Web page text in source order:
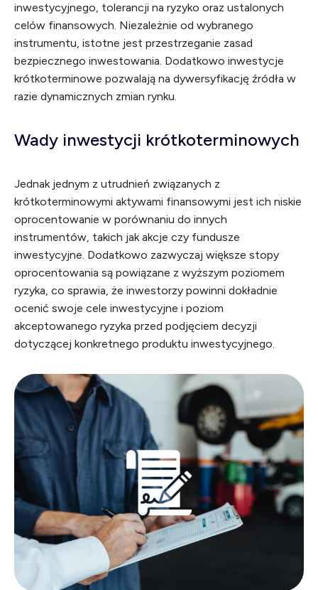
inwestycyjnego, tolerancji na ryzyko oraz ustalonych
celów finansowych. Niezależnie od wybranego
instrumentu, istotne jest przestrzeganie zasad
bezpiecznego inwestowania. Dodatkowo inwestycje
krótkoterminowe pozwalają na dywersyfikację źródła w
razie dynamicznych zmian rynku.
Wady inwestycji krótkoterminowych
Jednak jednym z utrudnień związanych z
krótkoterminowymi aktywami finansowymi jest ich niskie
oprocentowanie w porównaniu do innych
instrumentów, takich jak akcje czy fundusze
inwestycyjne. Dodatkowo zazwyczaj większe stopy
oprocentowania są powiązane z wyższym poziomem
ryzyka, co sprawia, że inwestorzy powinni dokładnie
ocenić swoje cele inwestycyjne i poziom
akceptowanego ryzyka przed podjęciem decyzji
dotyczącej konkretnego produktu inwestycyjnego.